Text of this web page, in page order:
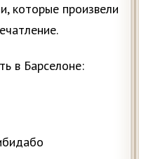
которые произвели
в Барселоне: